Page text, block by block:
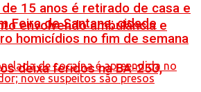
envolvendo ambulância e
deixa feridos na BA-250,
15 anos é retirado de casa e
Feira de Santana; cidade
homicídios no fim de semana